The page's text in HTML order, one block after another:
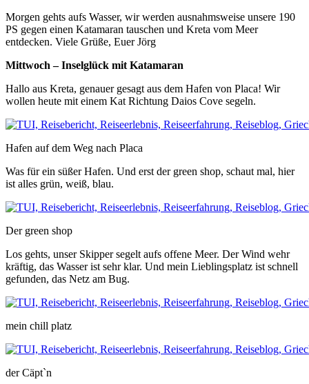
Morgen gehts aufs Wasser, wir werden ausnahmsweise unsere 190
PS gegen einen Katamaran tauschen und Kreta vom Meer
entdecken. Viele Grüße, Euer Jörg
Mittwoch – Inselglück mit Katamaran
Hallo aus Kreta, genauer gesagt aus dem Hafen von Placa! Wir
wollen heute mit einem Kat Richtung Daios Cove segeln.
Hafen auf dem Weg nach Placa
Was für ein süßer Hafen. Und erst der green shop, schaut mal, hier
ist alles grün, weiß, blau.
Der green shop
Los gehts, unser Skipper segelt aufs offene Meer. Der Wind wehr
kräftig, das Wasser ist sehr klar. Und mein Lieblingsplatz ist schnell
gefunden, das Netz am Bug.
mein chill platz
der Cäpt`n